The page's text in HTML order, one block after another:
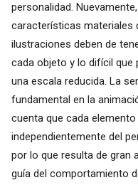
personalidad.
características materiales
ilustraciones deben de
cada objeto y lo difícil que
una escala reducida. La
fundamental en la
cuenta que cada
independientemente del
por lo que resulta de gran
guía del comportamiento